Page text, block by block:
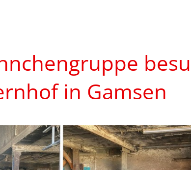
in Gamsen